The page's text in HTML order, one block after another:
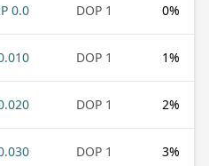
0%
1 DOP
0.0 DOP
1%
1 DOP
DOP
2%
1 DOP
DOP
3%
1 DOP
DOP